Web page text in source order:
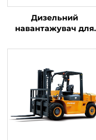
Дизельний
навантажувач для
вантажів масою 2,5
керуванням та
розвантаженням на
висоту до 4 м